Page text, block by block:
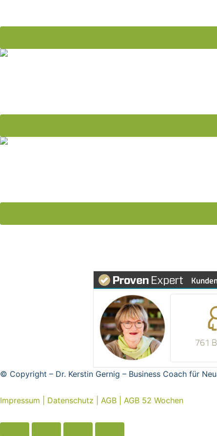
761
© Copyright – Dr. Kerstin Gernig – Business Coach für
Impressum Datenschutz AGB AGB 52 Wochen